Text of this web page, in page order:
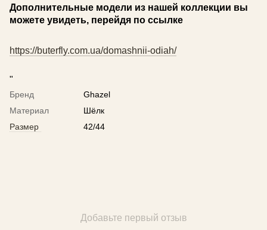
Дополнительные модели из нашей коллекции вы
можете увидеть, перейдя по ссылке
https://buterfly.com.ua/domashnii-odiah/
"
Бренд
Ghazel
Материал
Шёлк
Размер
42/44
Добавьте первый отзыв